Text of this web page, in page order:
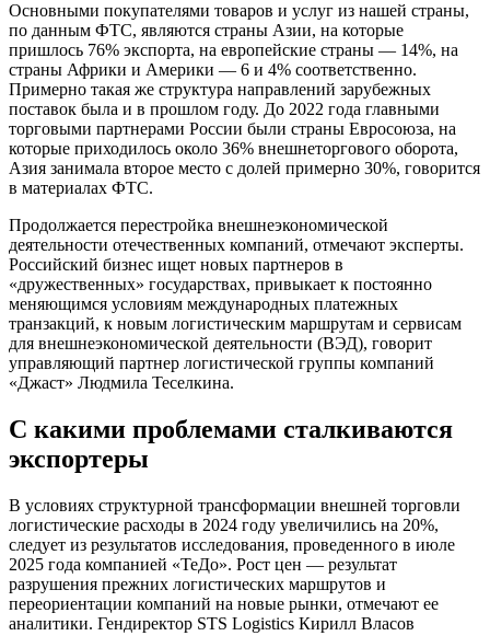
Основными покупателями товаров и услуг из нашей страны,
по данным ФТС, являются страны Азии, на которые
пришлось 76% экспорта, на европейские страны — 14%, на
страны Африки и Америки — 6 и 4% соответственно.
Примерно такая же структура направлений зарубежных
поставок была и в прошлом году. До 2022 года главными
торговыми партнерами России были страны Евросоюза, на
которые приходилось около 36% внешнеторгового оборота,
Азия занимала второе место с долей примерно 30%, говорится
в материалах ФТС.
Продолжается перестройка внешнеэкономической
деятельности отечественных компаний, отмечают эксперты.
Российский бизнес ищет новых партнеров в
«дружественных» государствах, привыкает к постоянно
меняющимся условиям международных платежных
транзакций, к новым логистическим маршрутам и сервисам
для внешнеэкономической деятельности (ВЭД), говорит
управляющий партнер логистической группы компаний
«Джаст» Людмила Теселкина.
С какими проблемами сталкиваются
экспортеры
В условиях структурной трансформации внешней торговли
логистические расходы в 2024 году увеличились на 20%,
следует из результатов исследования, проведенного в июле
2025 года компанией «ТеДо». Рост цен — результат
разрушения прежних логистических маршрутов и
переориентации компаний на новые рынки, отмечают ее
аналитики. Гендиректор STS Logistics Кирилл Власов